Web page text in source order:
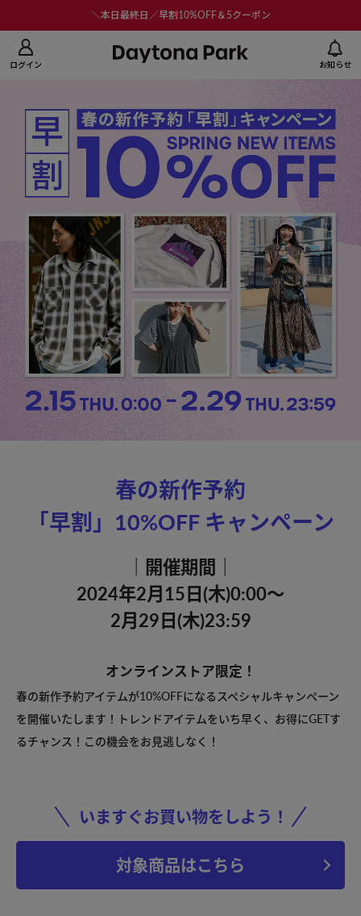
＼本日最終日／早割10%OFF＆5クーポン
ログイン お知らせ
春の新作予約
「早割」10%OFF キャンペーン
｜開催期間｜
2024年2月15日(木)0:00〜
2月29日(木)23:59
オンラインストア限定！
春の新作予約アイテムが10%OFFになるスペシャルキャンペーン
を開催いたします！ トレンドアイテムをいち早く、お得にGETす
るチャンス！この機会をお見逃しなく！
いますぐお買い物をしよう！
対象商品はこちら